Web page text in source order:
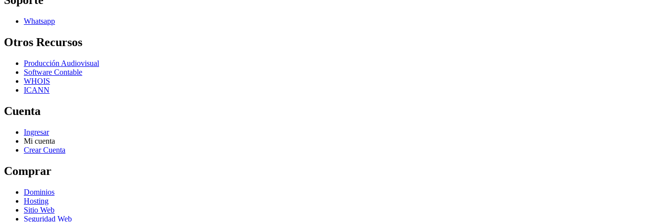
Whatsapp
Otros Recursos
Producción Audiovisual
Software Contable
WHOIS
ICANN
Cuenta
Ingresar
Mi cuenta
Crear Cuenta
Comprar
Dominios
Hosting
Sitio Web
Seguridad Web